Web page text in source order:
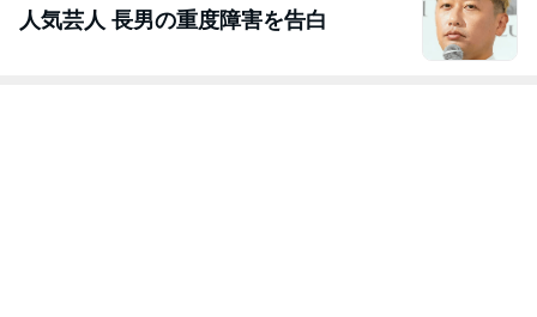
人気芸人 長男の重度障害を告白